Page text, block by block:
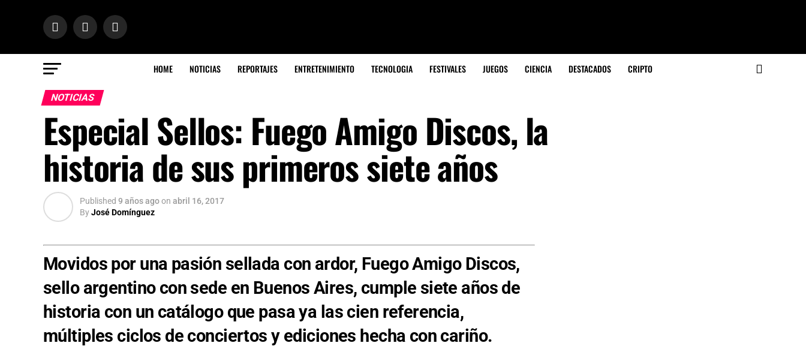
HOME NOTICIAS REPORTAJES ENTRETENIMIENTO TECNOLOGIA FESTIVALES JUEGOS CIENCIA DESTACADOS CRIPTO
NOTICIAS
Especial Sellos: Fuego Amigo Discos, la
historia de sus primeros siete años
Published 9 años agoon abril 16, 2017
ByJosé Domínguez
Movidos por una pasión sellada con ardor, Fuego Amigo Discos,
sello argentino con sede en Buenos Aires, cumple siete años de
historia con un catálogo que pasa ya las cien referencia,
múltiples ciclos de conciertos y ediciones hecha con cariño.